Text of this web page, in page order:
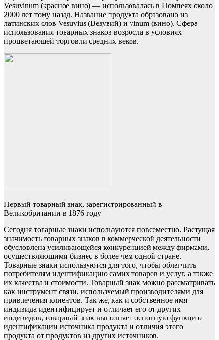
Vesuvinum (красное вино) — использовалась в Помпеях около
2000 лет тому назад. Название продукта образовано из
латинских слов Vesuvius (Везувий) и vinum (вино). Сфера
использования товарных знаков возросла в условиях
процветающей торговли средних веков.
Первый товарный знак, зарегистрированный в
Великобритании в 1876 году
Сегодня товарные знаки используются повсеместно. Растущая
значимость товарных знаков в коммерческой деятельности
обусловлена усиливающейся конкуренцией между фирмами,
осуществляющими бизнес в более чем одной стране.
Товарные знаки используются для того, чтобы облегчить
потребителям идентификацию самих товаров и услуг, а также
их качества и стоимости. Товарный знак можно рассматривать
как инструмент связи, используемый производителями для
привлечения клиентов. Так же, как и собственное имя
индивида идентифицирует и отличает его от других
индивидов, товарный знак выполняет основную функцию
идентификации источника продукта и отличия этого
продукта от продуктов из других источников.